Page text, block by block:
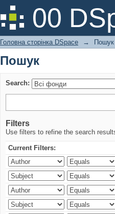
00
Пошук
Головна сторінка DSpace → Пошук
Пошук
Search:
Filters
Use filters to refine the search
Current Filters: